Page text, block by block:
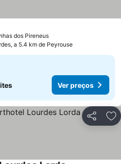
dos Pireneus
a 5.4 km de Peyrouse
Ver preços
Partilhar